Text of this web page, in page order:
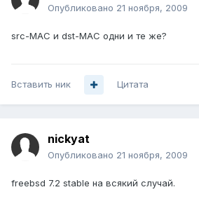
Опубликовано 21 ноября, 2009
src-MAC и dst-MAC одни и те же?
Вставить ник Цитата
nickyat
Опубликовано 21 ноября, 2009
freebsd 7.2 stable на всякий случай.